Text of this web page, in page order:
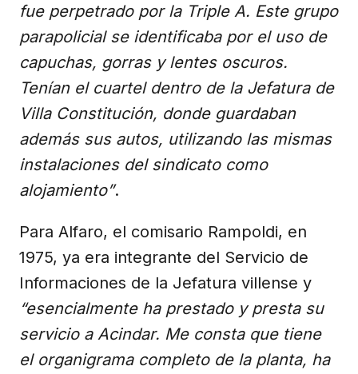
fue perpetrado por la Triple A. Este grupo
parapolicial se identificaba por el uso de
capuchas, gorras y lentes oscuros.
Tenían el cuartel dentro de la Jefatura de
Villa Constitución, donde guardaban
además sus autos, utilizando las mismas
instalaciones del sindicato como
alojamiento”.
Para Alfaro, el comisario Rampoldi, en
1975, ya era integrante del Servicio de
Informaciones de la Jefatura villense y
“esencialmente ha prestado y presta su
servicio a Acindar. Me consta que tiene
el organigrama completo de la planta, ha